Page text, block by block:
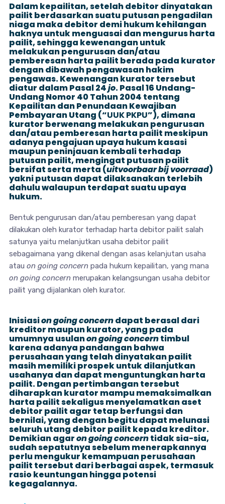
Dalam kepailitan, setelah debitor dinyatakan
pailit berdasarkan suatu putusan pengadilan
niaga maka debitor demi hukum kehilangan
haknya untuk menguasai dan mengurus harta
pailit, sehingga kewenangan untuk
melakukan pengurusan dan/atau
pemberesan harta pailit berada pada kurator
dengan dibawah pengawasan hakim
pengawas. Kewenangan kurator tersebut
diatur dalam Pasal 24jo. Pasal 16 Undang-
Undang Nomor 40 Tahun 2004 tentang
Kepailitan dan Penundaan Kewajiban
Pembayaran Utang (“UUK PKPU”), dimana
kurator berwenang melakukan pengurusan
dan/atau pemberesan harta pailit meskipun
adanya pengajuan upaya hukum kasasi
maupun peninjauan kembali terhadap
putusan pailit, mengingat putusan pailit
bersifat serta merta (uitvoorbaar bij voorraad)
yakni putusan dapat dilaksanakan terlebih
dahulu walaupun terdapat suatu upaya
hukum.
Bentuk pengurusan dan/atau pemberesan yang dapat
dilakukan oleh kurator terhadap harta debitor pailit salah
satunya yaitu melanjutkan usaha debitor pailit
sebagaimana yang dikenal dengan asas kelanjutan usaha
atau on going concernpada hukum kepailitan, yang mana
on going concernmerupakan kelangsungan usaha debitor
pailit yang dijalankan oleh kurator.
Inisiasion going concerndapat berasal dari
kreditor maupun kurator, yang pada
umumnya usulanon going concerntimbul
karena adanya pandangan bahwa
perusahaan yang telah dinyatakan pailit
masih memiliki prospek untuk dilanjutkan
usahanya dan dapat menguntungkan harta
pailit. Dengan pertimbangan tersebut
diharapkan kurator mampu memaksimalkan
harta pailit sekaligus menyelamatkan aset
debitor pailit agar tetap berfungsi dan
bernilai, yang dengan begitu dapat melunasi
seluruh utang debitor pailit kepada kreditor.
Demikian agaron going concerntidak sia-sia,
sudah sepatutnya sebelum menerapkannya
perlu mengukur kemampuan perusahaan
pailit tersebut dari berbagai aspek, termasuk
rasio keuntungan hingga potensi
kegagalannya.